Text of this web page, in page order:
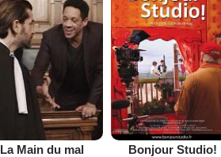
La Main du mal Bonjour Studio!